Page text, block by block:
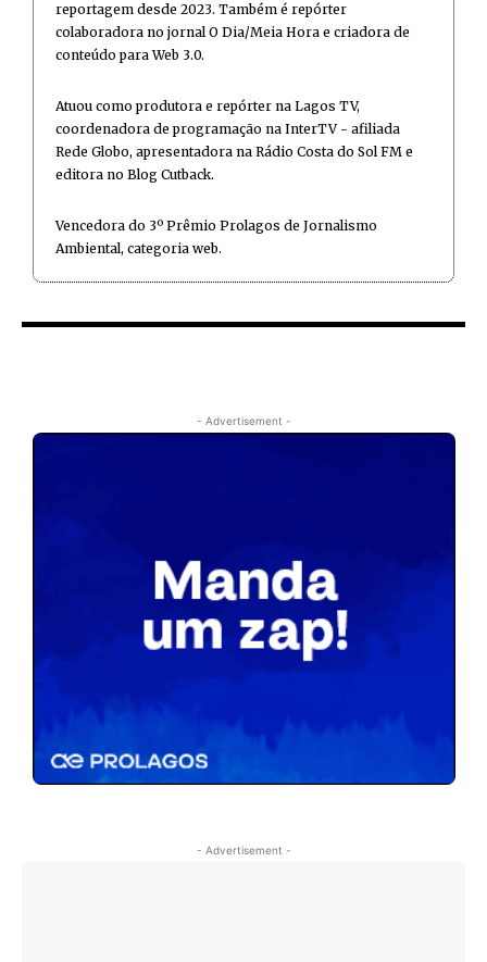
reportagem desde 2023. Também é repórter
colaboradora no jornal O Dia/Meia Hora e criadora de
conteúdo para Web 3.0.
Atuou como produtora e repórter na Lagos TV,
coordenadora de programação na InterTV - afiliada
Rede Globo, apresentadora na Rádio Costa do Sol FM e
editora no Blog Cutback.
Vencedora do 3º Prêmio Prolagos de Jornalismo
Ambiental, categoria web.
- Advertisement -
- Advertisement -